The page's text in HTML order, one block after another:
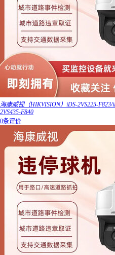
海康威视（HIKVISION）iDS-2VS225-
2VS435-F840
0条评价